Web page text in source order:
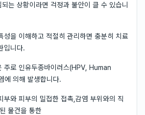
는 상황이라면 걱정과 불안이 클 수 있습니
성을 이해하고 적절히 관리하면 충분히 치료
입니다.
주로 인유두종바이러스(HPV, Human
의해 발생합니다.
부와 피부의 밀접한 접촉,감염 부위와의 직
물건을 통한